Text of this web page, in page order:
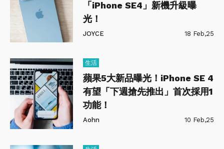
「iPhone SE4」新機升級曝
光！
JOYCE 18 Feb,25
生活
蘋果5大新品曝光！iPhone SE 4
有望「下週搶先推出」首次採用1
功能！
Aohn 10 Feb,25